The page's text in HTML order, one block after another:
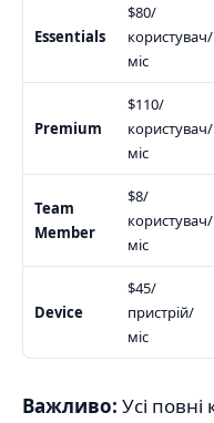
Essentials
$80/
користувач/
міс
Premium
$110/
користувач/
міс
Team
Member
$8/
користувач/
міс
Device
$45/
пристрій/
міс
Важливо: Усі